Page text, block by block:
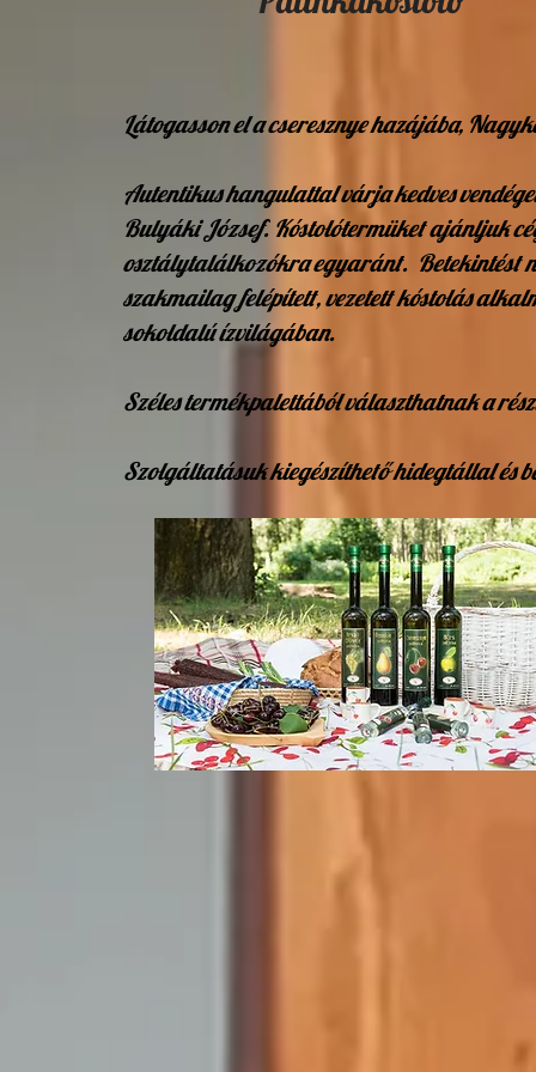
Látogasson el a cseresznye hazájába,
Autentikus hangulattal várja kedves
Bulyáki József. Kóstolótermüket ajánljuk
osztálytalálkozókra egyaránt. Betekintést
szakmailag felépített, vezetett kóstolás
sokoldalú ízvilágában.
Széles termékpalettából választhatnak a
Szolgáltatásuk kiegészíthető hidegtállal és